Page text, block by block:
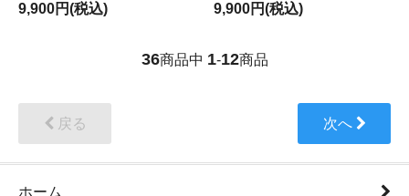
9,900円(税込)
9,900円(税込)
36商品中 1-12商品
戻る 次へ
ホーム